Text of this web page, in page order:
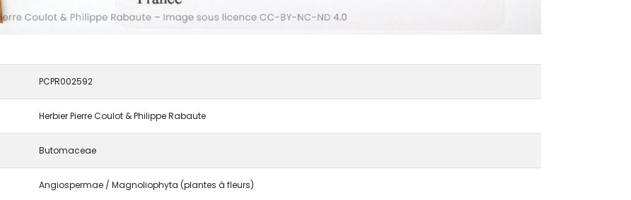
PCPR002592
Herbier Pierre Coulot & Philippe Rabaute
Butomaceae
Angiospermae / Magnoliophyta (plantes à fleurs)